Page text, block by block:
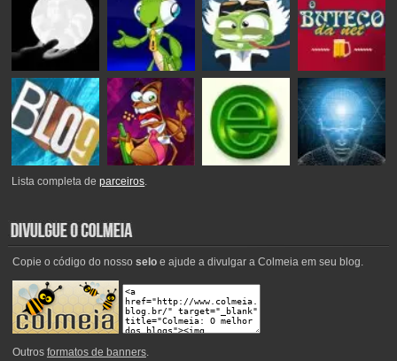
Lista completa deparceiros.
Copie o código do nosso seloe ajude a divulgar a Colmeia em seu blog.
Outros formatos de banners.